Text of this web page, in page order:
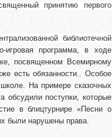
принятию первого
библиотечной
игровая программа, в ходе
посвященном Всемирному
есть обязанности.. Особое
На примере сказочных
обсудили поступки, которые
в блицтурнире «Песни о
были нарушены права.